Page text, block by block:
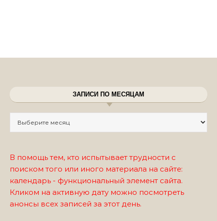
ЗАПИСИ ПО МЕСЯЦАМ
В помощь тем, кто испытывает трудности с
поиском того или иного материала на сайте:
календарь - функциональный элемент сайта.
Кликом на активную дату можно посмотреть
анонсы всех записей за этот день.